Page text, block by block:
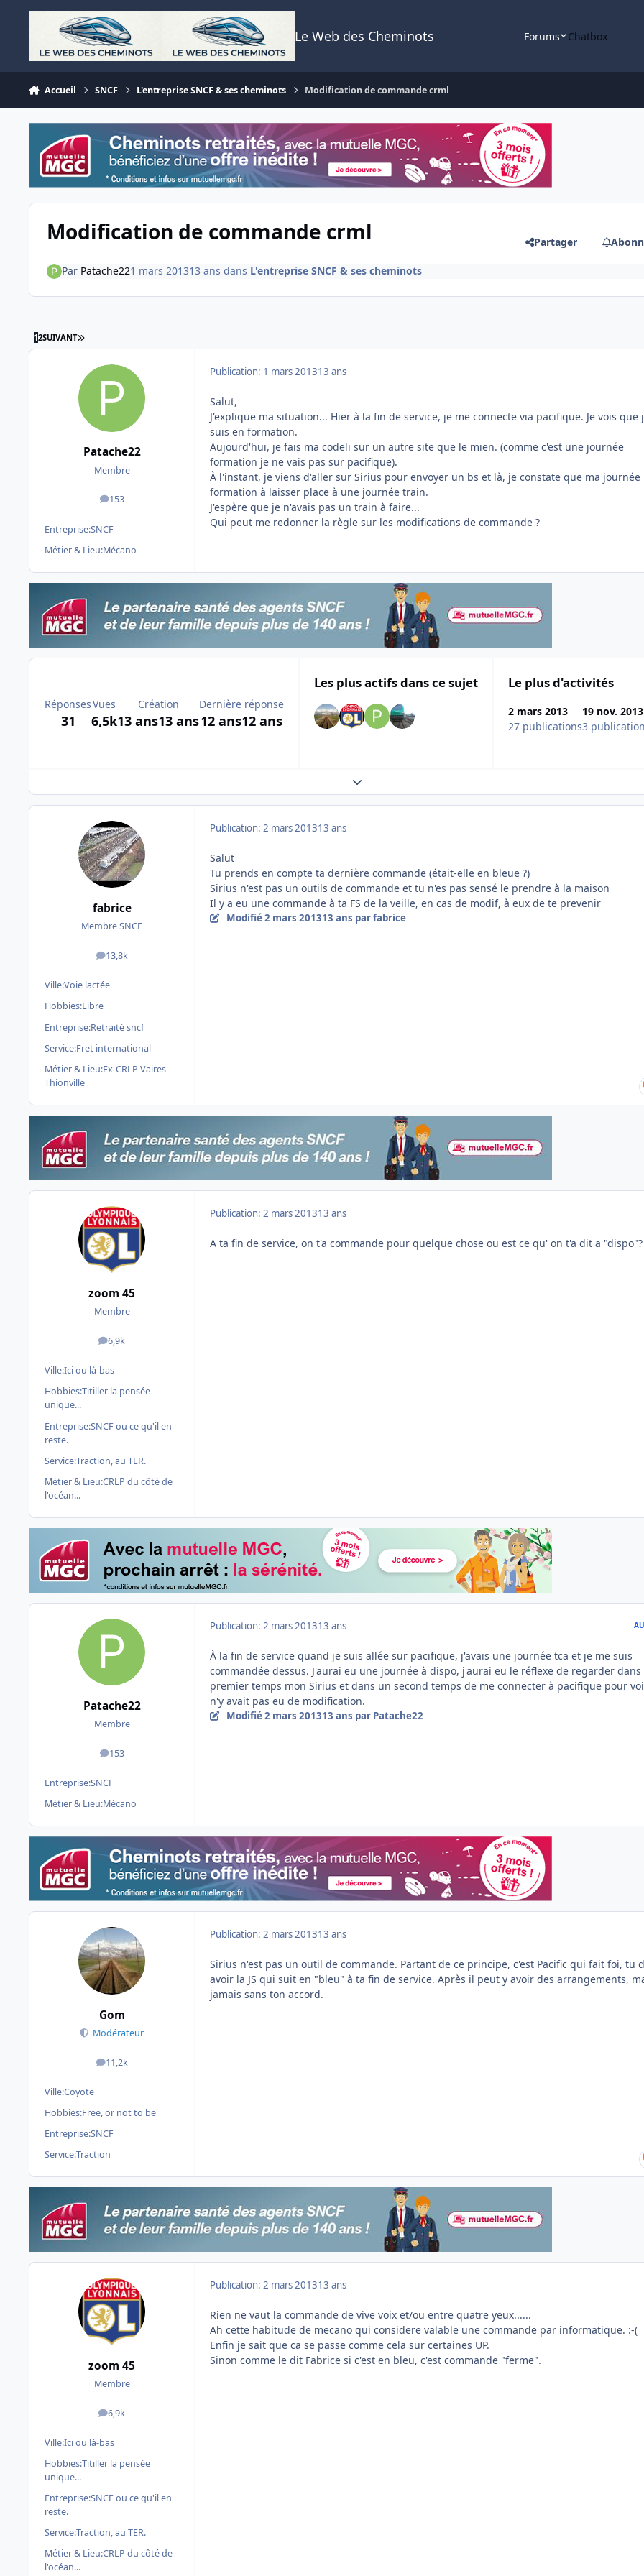
Aller au contenu
Le Web des Cheminots Forums Chatbox
Accueil SNCF L'entreprise SNCF & ses cheminots Modification de commande crml
Modification de commande crml Partager
Par Patache221 mars 201313 ans dans L'entreprise SNCF & ses cheminots
12SUIVANT DERNIÈRE PAGE
Patache22
Membre
153
messages
Entreprise:SNCF
Métier & Lieu:Mécano
Publication: 1 mars 201313 ans
Salut,
J'explique ma situation... Hier à la fin de service, je me connecte via pacifique. Je vois que
suis en formation.
Aujourd'hui, je fais ma codeli sur un autre site que le mien. (comme c'est une journée
formation je ne vais pas sur pacifique).
À l'instant, je viens d'aller sur Sirius pour envoyer un bs et là, je constate que ma journée
formation à laisser place à une journée train.
J'espère que je n'avais pas un train à faire...
Qui peut me redonner la règle sur les modifications de commande ?
Réponses
31
Vues
6,5k
Création
13 ans13 ans
Dernière réponse
12 ans12 ans
Les plus actifs dans ce sujet Le plus d'activités
2 mars 2013
27 publications
19 nov. 2013
3
Expand topic overview
fabrice
Membre SNCF
13,8k
messages
Ville:Voie lactée
Hobbies:Libre
Entreprise:Retraité sncf
Service:Fret international
Métier & Lieu:Ex-CRLP Vaires-
Thionville
Publication: 2 mars 201313 ans
Salut
Tu prends en compte ta dernière commande (était-elle en bleue ?)
Sirius n'est pas un outils de commande et tu n'es pas sensé le prendre à la maison
Il y a eu une commande à ta FS de la veille, en cas de modif, à eux de te prevenir
Modifié2 mars 201313 ans par fabrice
zoom 45
Membre
6,9k
messages
Ville:Ici ou là-bas
Hobbies:Titiller la pensée
unique...
Entreprise:SNCF ou ce qu'il en
reste.
Service:Traction, au TER.
Métier & Lieu:CRLP du côté de
l'océan...
Publication: 2 mars 201313 ans
A ta fin de service, on t'a commande pour quelque chose ou est ce qu' on t'a dit a "dispo"?
Patache22
Membre
153
messages
Entreprise:SNCF
Métier & Lieu:Mécano
Publication: 2 mars 201313 ans
À la fin de service quand je suis allée sur pacifique, j'avais une journée tca et je me suis
commandée dessus. J'aurai eu une journée à dispo, j'aurai eu le réflexe de regarder
premier temps mon Sirius et dans un second temps de me connecter à pacifique pour
n'y avait pas eu de modification.
Modifié2 mars 201313 ans par Patache22
Gom
Modérateur
11,2k
messages
Ville:Coyote
Hobbies:Free, or not to be
Entreprise:SNCF
Service:Traction
Publication: 2 mars 201313 ans
Sirius n'est pas un outil de commande. Partant de ce principe, c'est Pacific qui fait foi, tu
avoir la JS qui suit en "bleu" à ta fin de service. Après il peut y avoir des arrangements,
jamais sans ton accord.
zoom 45
Membre
6,9k
messages
Ville:Ici ou là-bas
Hobbies:Titiller la pensée
unique...
Entreprise:SNCF ou ce qu'il en
reste.
Service:Traction, au TER.
Métier & Lieu:CRLP du côté de
l'océan...
Publication: 2 mars 201313 ans
Rien ne vaut la commande de vive voix et/ou entre quatre yeux......
Ah cette habitude de mecano qui considere valable une commande par informatique. :-(
Enfin je sait que ca se passe comme cela sur certaines UP.
Sinon comme le dit Fabrice si c'est en bleu, c'est commande "ferme".